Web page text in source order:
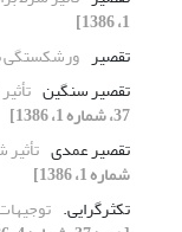
1، 1386]
تقصیر ورشکستگی
تقصیر سنگین
37، شماره 1، 1386]
تقصیر عمدی
شماره 1، 1386]
تکثرگرایی.